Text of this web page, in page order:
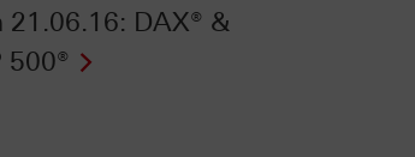
21.06.16: DAX® &
500®